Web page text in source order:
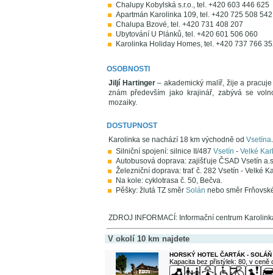
Chalupy Kobylská s.r.o., tel. +420 603 446 625
Apartmán Karolinka 109, tel. +420 725 508 542
Chalupa Bzové, tel. +420 731 408 207
Ubytování U Plánků, tel. +420 601 506 060
Karolinka Holiday Homes, tel. +420 737 766
OSOBNOSTI
Jiljí Hartinger– akademický malíř, žije a
znám především jako krajinář, zabývá se
mozaiky.
DOSTUPNOST
Karolinka se nachází 18 km východně od Vsetína.
Silniční spojení: silnice II/487 Vsetín - Velké
Autobusová doprava: zajišťuje ČSAD Vsetín
Železniční doprava: trať č. 282 Vsetín - Velké
Na kole: cyklotrasa č. 50, Bečva.
Pěšky: žlutá TZ směr Solán nebo směr
ZDROJ INFORMACÍ: Informační centrum
V okolí 10 km najdete
HORSKÝ HOTEL ČARTÁK - SOLÁŇ
Kapacita bez přistýlek: 80, v ceně